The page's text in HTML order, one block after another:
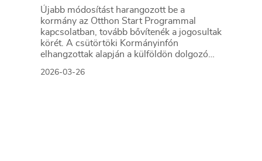
Újabb módosítást harangozott be a
kormány az Otthon Start Programmal
kapcsolatban, tovább bővítenék a jogosultak
körét. A csütörtöki Kormányinfón
elhangzottak alapján a külföldön dolgozó
került a kormány elé, és várhatóan csak a
2026-03-26